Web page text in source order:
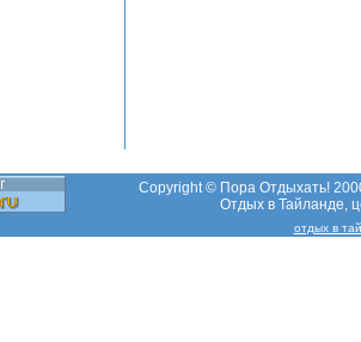
Copyright © Пора Отдыхать!
Отдых в Тайланде,
отдых в